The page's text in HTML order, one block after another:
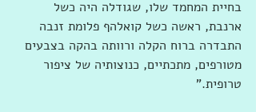
בחיית המחמד שלו, שגודלה היה כשל
ארנבת, ראשה כשל קואלהף פלומת זנבה
התבדרה ברוח הקלה ורוותה בהקה בצבעים
מטורפים, מתכתיים, כנוצותיה של ציפור
טרופית."